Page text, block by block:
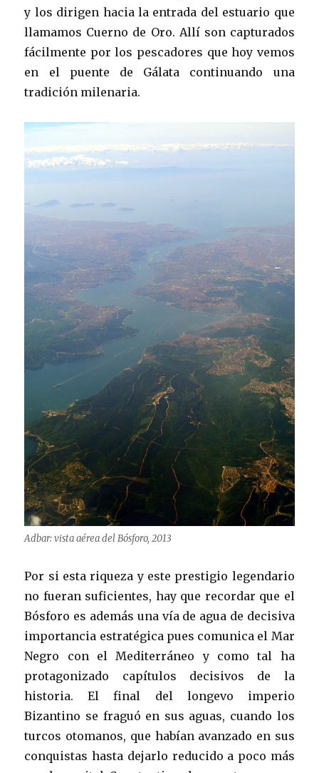
y los dirigen hacia la entrada del estuario que
llamamos Cuerno de Oro. Allí son capturados
fácilmente por los pescadores que hoy vemos
en el puente de Gálata continuando una
tradición milenaria.
Adbar: vista aérea del Bósforo, 2013
Por si esta riqueza y este prestigio legendario
no fueran suficientes, hay que recordar que el
Bósforo es además una vía de agua de decisiva
importancia estratégica pues comunica el Mar
Negro con el Mediterráneo y como tal ha
protagonizado capítulos decisivos de la
historia. El final del longevo imperio
Bizantino se fraguó en sus aguas, cuando los
turcos otomanos, que habían avanzado en sus
conquistas hasta dejarlo reducido a poco más